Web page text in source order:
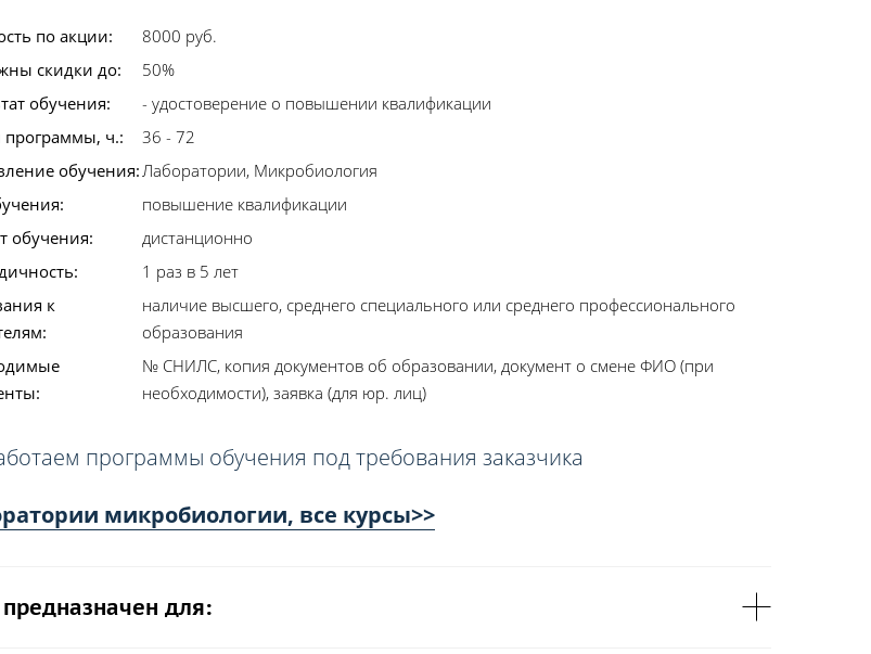
по акции:
8000 руб.
скидки до:
50%
обучения:
- удостоверение о повышении квалификации
ч.:
36 - 72
обучения:Лаборатории, Микробиология
повышение квалификации
обучения:
дистанционно
1 раз в 5 лет
к
наличие высшего, среднего специального или среднего профессионального
образования
№ СНИЛС, копия документов об образовании, документ о смене ФИО (при
необходимости), заявка (для юр. лиц)
программы обучения под требования заказчика
микробиологии, все курсы>>
для: